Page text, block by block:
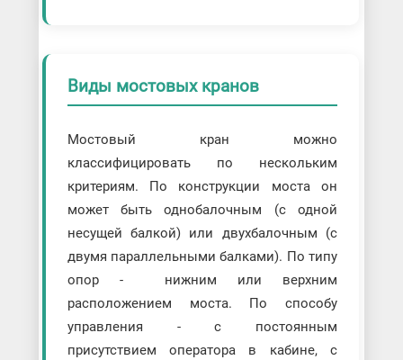
Виды мостовых кранов
Мостовый кран можно
классифицировать по нескольким
критериям. По конструкции моста он
может быть однобалочным (с одной
несущей балкой) или двухбалочным (с
двумя параллельными балками). По типу
опор - нижним или верхним
расположением моста. По способу
управления - с постоянным
присутствием оператора в кабине, с